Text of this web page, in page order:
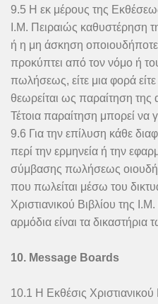
9.5 Η εκ μέρους της
Ι.Μ. Πειραιώς καθυστέρηση
ή η μη άσκηση
προκύπτει από τον νόμο ή
πωλήσεως, είτε μια φορά
θεωρείται ως παραίτηση της
Τέτοια παραίτηση μπορεί να
9.6 Για την επίλυση κάθε
περί την ερμηνεία ή την
σύμβασης πωλήσεως
που πωλείται μέσω του
Χριστιανικού Βιβλίου της
αρμόδια είναι τα
10. Message Boards
10.1 Η Εκθέσις Χριστιανικού